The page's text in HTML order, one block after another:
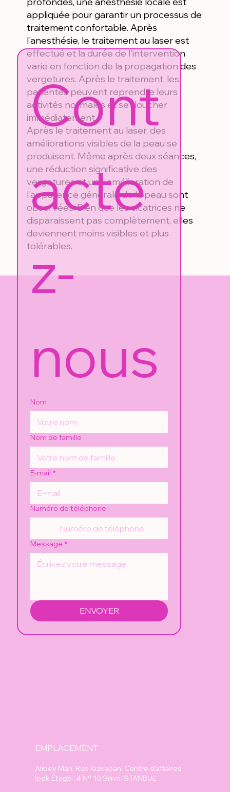
appliquée pour garantir un processus de
traitement confortable. Après
l'anesthésie, le traitement au laser est
effectué et la durée de l'intervention
varie en fonction de la propagation des
vergetures. Après le traitement, les
patientes peuvent reprendre leurs
activités normales et se doucher
immédiatement.
Après le traitement au laser, des
améliorations visibles de la peau se
produisent. Même après deux séances,
une réduction significative des
vergetures et une amélioration de
l'apparence générale de la peau sont
observées. Bien que les cicatrices ne
disparaissent pas complètement, elles
deviennent moins visibles et plus
tolérables.
EMPLACEMENT
Alibey Mah. Rue Kızkapan. Centre d'affaires
İpek Étage : 4 N° 10 Silivri İSTANBUL
Cont
acte
z-
nous
Nom
Nom de famille
E-mail *
Numéro de téléphone
Message *
ENVOYER